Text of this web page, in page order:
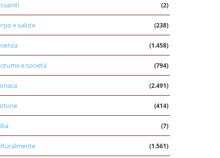
(2)
e salute (238)
(1.458)
e società (794)
(2.491)
(414)
(7)
(1.561)